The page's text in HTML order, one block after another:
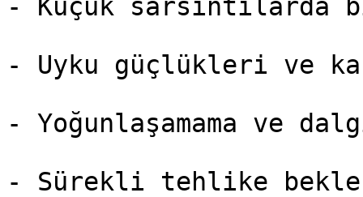
- Küçük sarsıntılarda
- Uyku güçlükleri ve
- Yoğunlaşamama ve
- Sürekli tehlike